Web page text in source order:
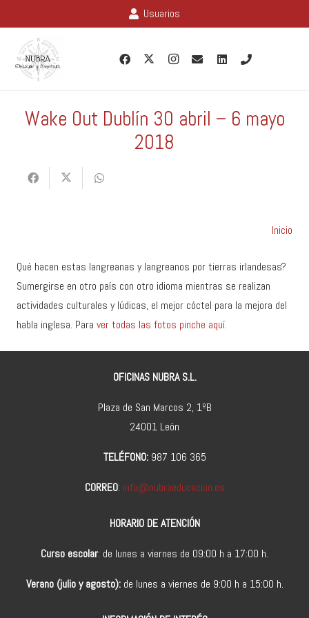
Usuarios
Wake Out Dublín 30 abril – 6 mayo
2018
Inicio
Qué hacen estas langreanas y langreanos por tierras irlandesas?
Sumergirse en otro país con otro idioma mientras se realizan
actividades culturales y lúdicas, el mejor cóctel para la mejora del
habla inglesa. Para ver todas las fotos pinche aquí.
OFICINAS NUBRA S.L.
Plaza de San Marcos 2, 1ºB
24001 León
TELÉFONO:987 106 365
CORREO: info@nubraeducacion.es
HORARIO DE ATENCIÓN
Curso escolar: de lunes a viernes de 09:00 h a 17:00 h.
Verano (julio y agosto):de lunes a viernes de 9:00 h a 15:00 h.